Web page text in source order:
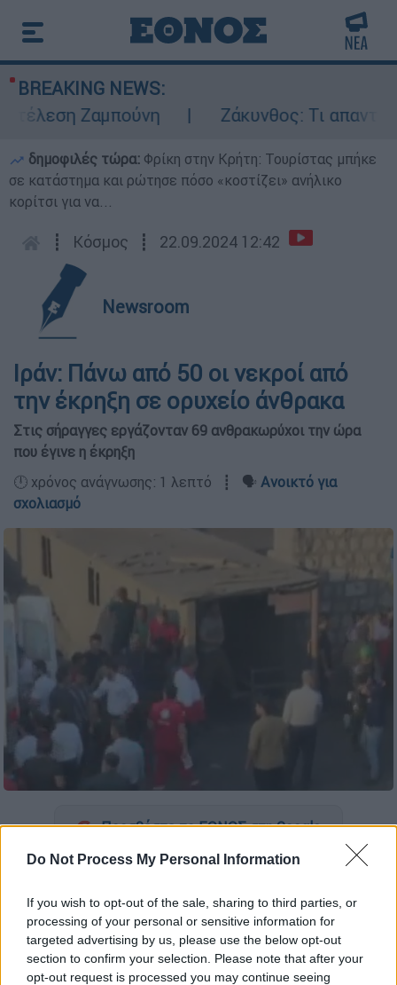
Do Not Process My Personal Information
If you wish to opt-out of the sale, sharing to third parties, or
processing of your personal or sensitive information for
targeted advertising by us, please use the below opt-out
section to confirm your selection. Please note that after your
opt-out request is processed you may continue seeing
BREAKING NEWS:
Ζαμπούνη
Ζάκυνθος: Τι απαντά η
δημοφιλές τώρα: Φρίκη στην Κρήτη: Τουρίστας μπήκε
σε κατάστημα και ρώτησε πόσο «κοστίζει» ανήλικο
κορίτσι για να...
┋ Κόσμος ┋ 22.09.2024 12:42
Newsroom
Ιράν: Πάνω από 50 οι νεκροί από
την έκρηξη σε ορυχείο άνθρακα
Στις σήραγγες εργάζονταν 69 ανθρακωρύχοι την ώρα
που έγινε η έκρηξη
🕛 χρόνος ανάγνωσης: 1 λεπτό ┋ 🗣️ Ανοικτό για
σχολιασμό
Προσθέστε το ΕΘΝΟΣ στη Google
τραυματίεςαπό τηνέκρηξηπου προκλήθηκε
από αέριο σ’ ένα ορυχείο άνθρακα στην
επαρχία του Νοτίου Χορασάν στοΙράν, ενώ
αγνοούνται άλλοι 24 ανθρακωρύχοι.